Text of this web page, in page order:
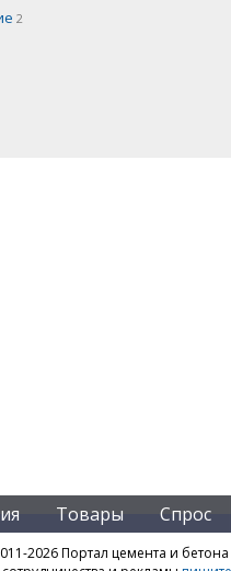
2
Товары Спрос
2026 Портал цемента и бетона